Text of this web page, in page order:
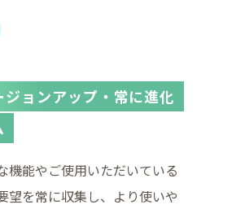
ョンアップ・ 常に進化
機能やご使用いただいている
望を常に収集し、より使いや